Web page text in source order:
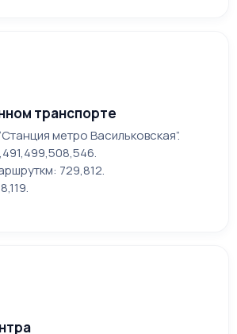
транспорте
метро Васильковская”.
729,812.